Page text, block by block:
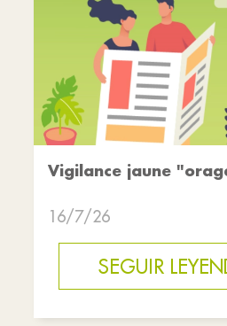
Vigilance jaune
16/7/26
SEGUIR